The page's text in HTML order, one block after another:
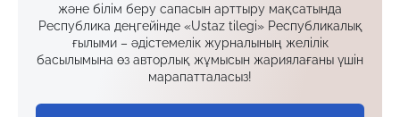
және білім беру сапасын арттыру мақсатында
Республика деңгейінде «Ustaz tilegi» Республикалық
ғылыми – әдістемелік журналының желілік
басылымына өз авторлық жұмысын жариялағаны үшін
марапатталасыз!